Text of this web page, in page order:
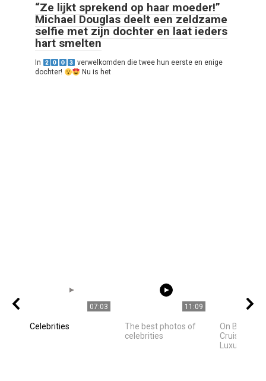
“Ze lijkt sprekend op haar moeder!”
Michael Douglas deelt een zeldzame
selfie met zijn dochter en laat ieders
hart smelten
In
verwelkomden die twee hun eerste en enige
dochter!
Nu is het
07:03
Celebrities
11:09
The best photos of
celebrities
On Board
Cruises
Luxurious